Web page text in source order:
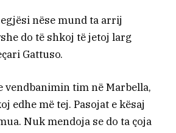
nëse mund ta arrij
do të shkoj të jetoj larg
Gattuso.
vendbanimin tim në Marbella,
edhe më tej. Pasojat e kësaj
Nuk mendoja se do ta çoja